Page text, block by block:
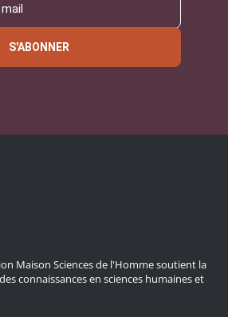
S'ABONNER
Maison Sciences de l'Homme soutient la
connaissances en sciences humaines et